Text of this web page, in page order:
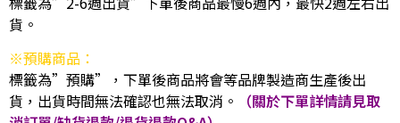
貨。
※預購商品：
標籤為”預購”，下單後商品將會等品牌製造商生產後出
貨，出貨時間無法確認也無法取消。
（關於下單詳情請見取